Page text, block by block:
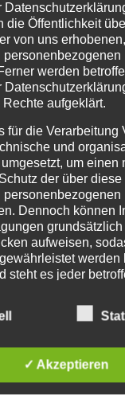
Coaching-
– für dich,
möchtest, sondern
möchtest, mit
die Öffentlichkeit
von uns
personenbezogenen
werden
aufgeklärt.
für die Verarbeitung
und
um einen
der über
personenbezogenen
Dennoch können
grundsätzlich
aufweisen,
werden
steht es jeder
beruht auf
die durch den
✓ Akzeptieren